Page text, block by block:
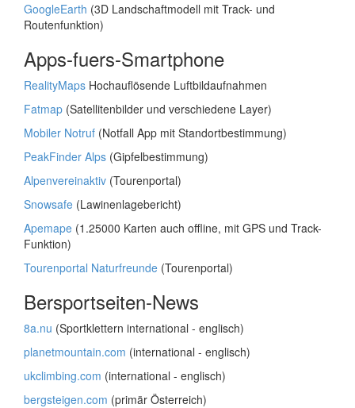
GoogleEarth (3D Landschaftmodell mit Track- und
Routenfunktion)
Apps-fuers-Smartphone
RealityMaps Hochauflösende Luftbildaufnahmen
Fatmap (Satellitenbilder und verschiedene Layer)
Mobiler Notruf (Notfall App mit Standortbestimmung)
PeakFinder Alps (Gipfelbestimmung)
Alpenvereinaktiv (Tourenportal)
Snowsafe (Lawinenlagebericht)
Apemape (1.25000 Karten auch offline, mit GPS und Track-
Funktion)
Tourenportal Naturfreunde (Tourenportal)
Bersportseiten-News
8a.nu (Sportklettern international - englisch)
planetmountain.com (international - englisch)
ukclimbing.com (international - englisch)
bergsteigen.com (primär Österreich)